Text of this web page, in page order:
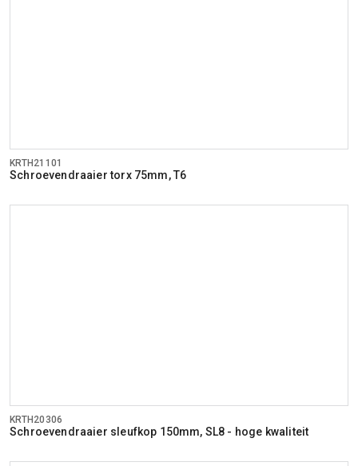
KRTH21101
Schroevendraaier torx 75mm, T6
KRTH20306
Schroevendraaier sleufkop 150mm, SL8 - hoge kwaliteit